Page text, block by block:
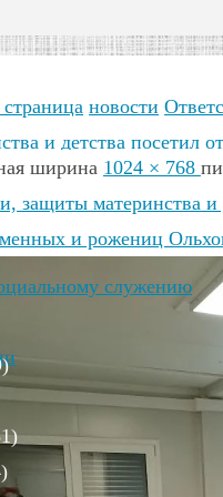
служению
новости
и детства посетил
районной
ширина 1024 × 768
защиты материнства и
и рожениц